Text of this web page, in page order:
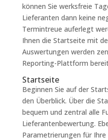
können Sie werksfreie
Lieferanten dann keine
Termintreue auferlegt
Ihnen die Startseite mit
Auswertungen werden
Reporting-Plattform
Startseite
Beginnen Sie auf der
den Überblick. Über die
bequem und zentral alle
Lieferantenbewertung.
Parametrierungen für